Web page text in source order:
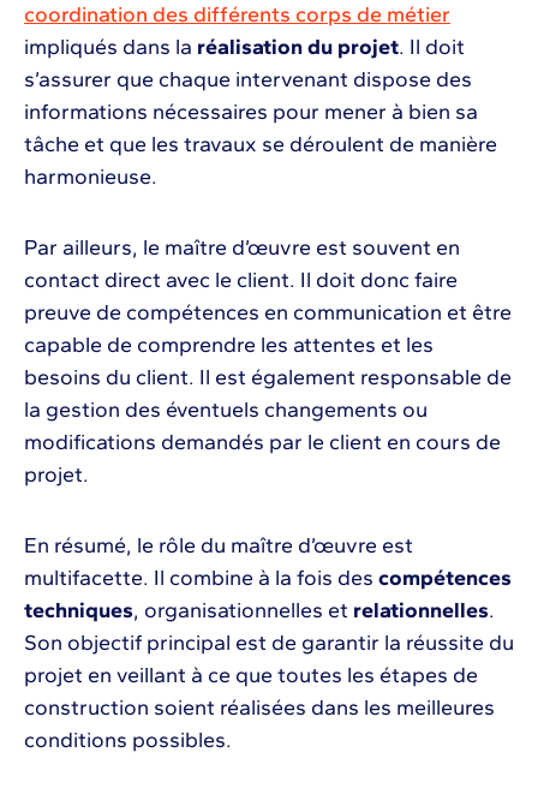
coordination des différents corps de métier
impliqués dans la réalisation du projet. Il doit
s’assurer que chaque intervenant dispose des
informations nécessaires pour mener à bien sa
tâche et que les travaux se déroulent de manière
harmonieuse.
Par ailleurs, le maître d’œuvre est souvent en
contact direct avec le client. Il doit donc faire
preuve de compétences en communication et être
capable de comprendre les attentes et les
besoins du client. Il est également responsable de
la gestion des éventuels changements ou
modifications demandés par le client en cours de
projet.
En résumé, le rôle du maître d’œuvre est
multifacette. Il combine à la fois des compétences
techniques, organisationnelles et relationnelles.
Son objectif principal est de garantir la réussite du
projet en veillant à ce que toutes les étapes de
construction soient réalisées dans les meilleures
conditions possibles.